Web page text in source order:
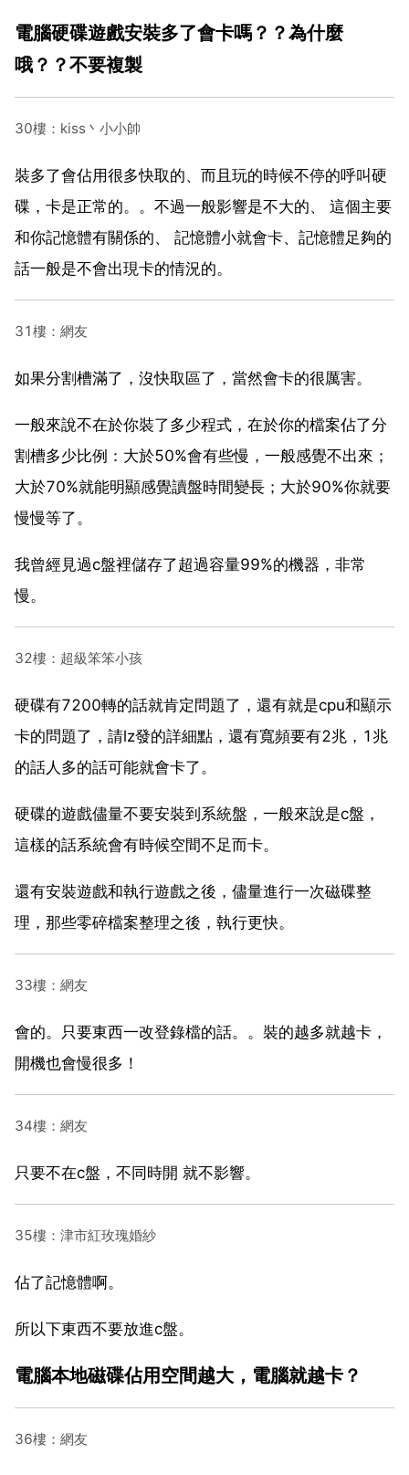
電腦硬碟遊戲安裝多了會卡嗎？？為什麼
哦？？不要複製
30樓：kiss丶小小帥
裝多了會佔用很多快取的、而且玩的時候不停的呼叫硬
碟，卡是正常的。。不過一般影響是不大的、 這個主要
和你記憶體有關係的、 記憶體小就會卡、記憶體足夠的
話一般是不會出現卡的情況的。
31樓：網友
如果分割槽滿了，沒快取區了，當然會卡的很厲害。
一般來說不在於你裝了多少程式，在於你的檔案佔了分
割槽多少比例：大於50%會有些慢，一般感覺不出來；
大於70%就能明顯感覺讀盤時間變長；大於90%你就要
慢慢等了。
我曾經見過c盤裡儲存了超過容量99%的機器，非常
慢。
32樓：超級笨笨小孩
硬碟有7200轉的話就肯定問題了，還有就是cpu和顯示
卡的問題了，請lz發的詳細點，還有寬頻要有2兆，1兆
的話人多的話可能就會卡了。
硬碟的遊戲儘量不要安裝到系統盤，一般來說是c盤，
這樣的話系統會有時候空間不足而卡。
還有安裝遊戲和執行遊戲之後，儘量進行一次磁碟整
理，那些零碎檔案整理之後，執行更快。
33樓：網友
會的。只要東西一改登錄檔的話。。裝的越多就越卡，
開機也會慢很多！
34樓：網友
只要不在c盤，不同時開 就不影響。
35樓：津市紅玫瑰婚紗
佔了記憶體啊。
所以下東西不要放進c盤。
電腦本地磁碟佔用空間越大，電腦就越卡？
36樓：網友